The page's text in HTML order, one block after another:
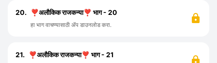
20. ❣️अलौकिक राजकन्या❣️ भाग - 20
हा भाग वाचण्यासाठी ॲप डाउनलोड करा.
21. ❣️अलौकिक राजकन्या❣️ भाग - 21